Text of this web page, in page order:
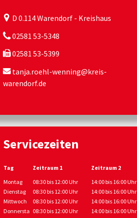
D 0.114 Warendorf - Kreishaus
02581 53-5348
02581 53-5399
tanja.roehl-wenning@kreis-
warendorf.de
Servicezeiten
Tag Zeitraum 1
Zeitraum 2
Montag
08:30 bis 12:00 Uhr
14:00 bis 16:00 Uhr
Dienstag
08:30 bis 12:00 Uhr
14:00 bis 16:00 Uhr
Mittwoch
08:30 bis 12:00 Uhr
14:00 bis 16:00 Uhr
Donnersta 08:30 bis 12:00 Uhr 14:00 bis 16:00 Uhr